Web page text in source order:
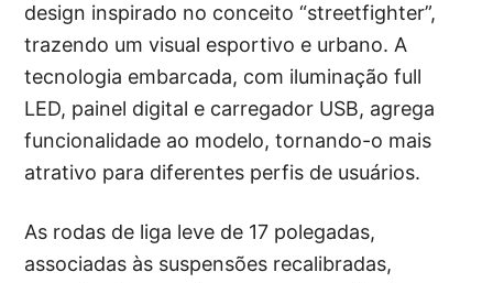
design inspirado no conceito “streetfighter”,
trazendo um visual esportivo e urbano. A
tecnologia embarcada, com iluminação full
LED, painel digital e carregador USB, agrega
funcionalidade ao modelo, tornando-o mais
atrativo para diferentes perfis de usuários.
As rodas de liga leve de 17 polegadas,
associadas às suspensões recalibradas,